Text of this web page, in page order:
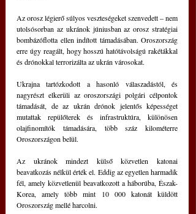
Az orosz légierő súlyos veszteségeket szenvedett – nem
utolsósorban az ukránok júniusban az orosz stratégiai
bombázóflotta ellen indított támadásában. Oroszország
erre úgy reagált, hogy hosszú hatótávolságú rakétákkal
és drónokkal terrorizálta az ukrán városokat.
Ukrajna tartózkodott a hasonló válaszadástól, és
nagyrészt elkerüli az oroszországi polgári célpontok
támadását, de az ukrán drónok jelentős képességet
mutattak repülőterek és infrastruktúra, különösen
olajfinomítók támadására, több száz kilométerre
Oroszországon belül.
Az ukránok mindezt külső közvetlen katonai
beavatkozás nélkül érték el. Eddig az egyetlen harmadik
fél, amely közvetlenül beavatkozott a háborúba, Észak-
Korea, amely több mint 10 000 katonát küldött
Oroszország mellé harcolni.